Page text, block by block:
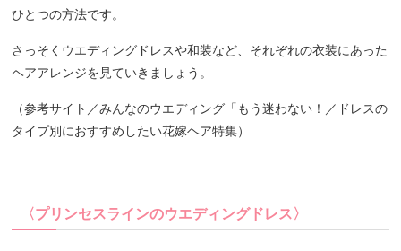
ひとつの方法です。
さっそくウエディングドレスや和装など、それぞれの衣装にあった
ヘアアレンジを見ていきましょう。
（参考サイト／みんなのウエディング「 もう迷わない！／ドレスの
タイプ別におすすめしたい花嫁ヘア特集）
〈プリンセスラインのウエディングドレス〉